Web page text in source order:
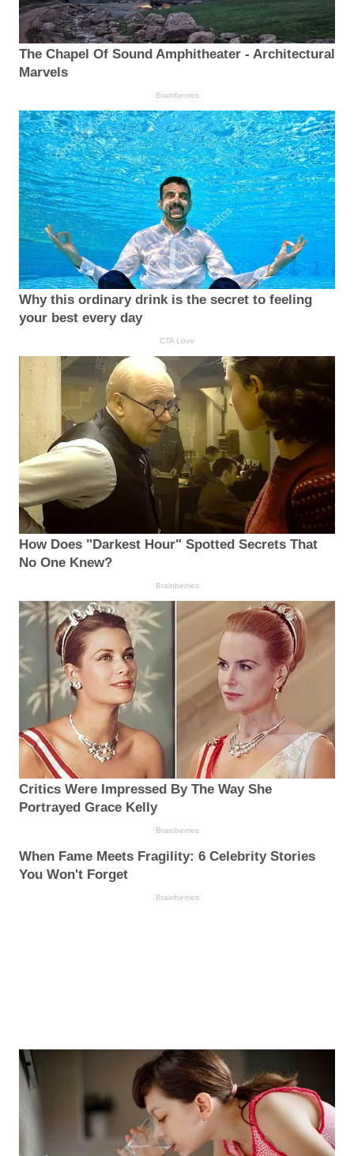
The Chapel Of Sound Amphitheater - Architectural
Marvels
Brainberries
Why this ordinary drink is the secret to feeling
your best every day
CTA Love
How Does "Darkest Hour" Spotted Secrets That
No One Knew?
Brainberries
Critics Were Impressed By The Way She
Portrayed Grace Kelly
Brainberries
When Fame Meets Fragility: 6 Celebrity Stories
You Won't Forget
Brainberries